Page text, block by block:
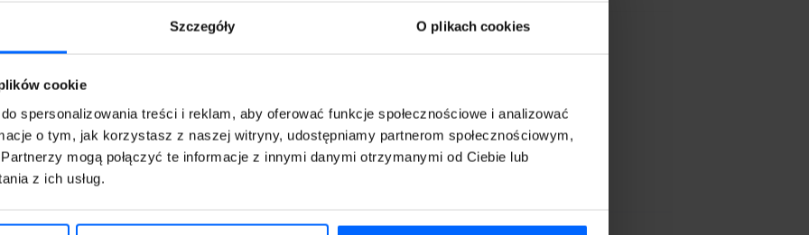
Szczegóły O plikach cookies
cookie
spersonalizowania treści i reklam, aby oferować funkcje społecznościowe i analizować
o tym, jak korzystasz z naszej witryny, udostępniamy partnerom społecznościowym,
mogą połączyć te informacje z innymi danymi otrzymanymi od Ciebie lub
z ich usług.
zł brutto
zgodnie z planem szkolenia umieszczonym na podstronie.